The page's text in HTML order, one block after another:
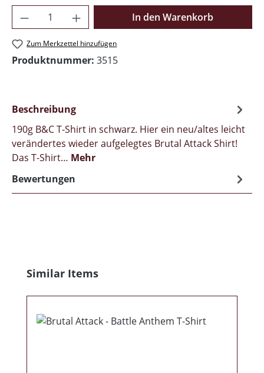
Produkt Anzahl: Gib den gewünschten
In den Warenkorb
Zum Merkzettel hinzufügen
Produktnummer: 3515
Beschreibung
190g B&C T-Shirt in schwarz. Hier ein neu/altes leicht
verändertes wieder aufgelegtes Brutal Attack Shirt!
Das T-Shirt… Mehr
Bewertungen
Produktgalerie überspringen
Similar Items